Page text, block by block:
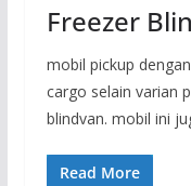
Freezer
mobil pickup
cargo selain varian
blindvan. mobil ini
Read More